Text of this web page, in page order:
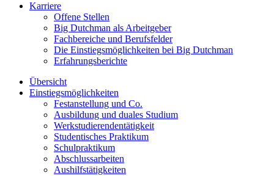
Karriere
Offene Stellen
Big Dutchman als Arbeitgeber
Fachbereiche und Berufsfelder
Die Einstiegsmöglichkeiten bei Big Dutchman
Erfahrungsberichte
Übersicht
Einstiegsmöglichkeiten
Festanstellung und Co.
Ausbildung und duales Studium
Werkstudierendentätigkeit
Studentisches Praktikum
Schulpraktikum
Abschlussarbeiten
Aushilfstätigkeiten